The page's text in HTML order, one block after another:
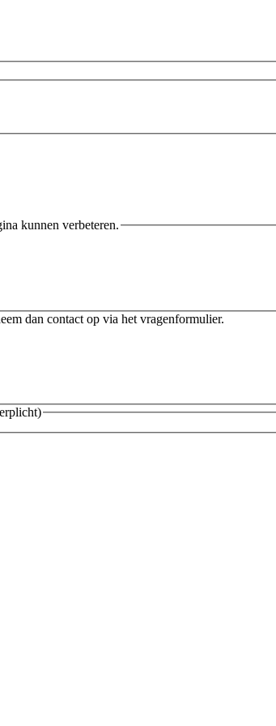
kunnen verbeteren.
dan contact op via het vragenformulier.